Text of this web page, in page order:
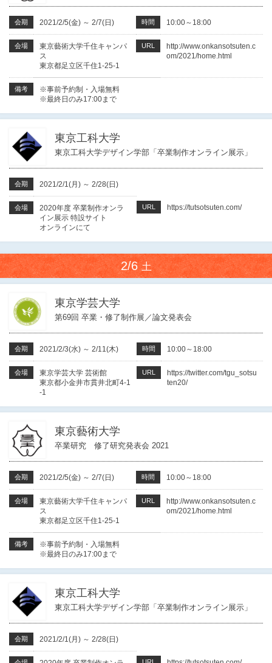
会期 2021/2/5(金) ～ 2/7(日) 時間 10:00～18:00
会場
東京藝術大学千住キャンパ
ス
東京都足立区千住1-25-1
URL
http://www.onkansotsuten.c
om/2021/home.html
備考
※事前予約制・入場無料
※最終日のみ17:00まで
東京工科大学
東京工科大学デザイン学部「卒業制作オンライン展示」
会期 2021/2/1(月) ～ 2/28(日)
会場
2020年度 卒業制作オンラ
イン展示 特設サイト
オンラインにて
URL https://tutsotsuten.com/
2/6土
東京学芸大学
第69回 卒業・修了制作展／論文発表会
会期 2021/2/3(水) ～ 2/11(木) 時間 10:00～18:00
会場
東京学芸大学 芸術館
東京都小金井市貫井北町4-1
-1
URL
https://twitter.com/tgu_sotsu
ten20/
東京藝術大学
卒業研究 修了研究発表会 2021
会期 2021/2/5(金) ～ 2/7(日) 時間 10:00～18:00
会場
東京藝術大学千住キャンパ
ス
東京都足立区千住1-25-1
URL
http://www.onkansotsuten.c
om/2021/home.html
備考
※事前予約制・入場無料
※最終日のみ17:00まで
東京工科大学
東京工科大学デザイン学部「卒業制作オンライン展示」
会期 2021/2/1(月) ～ 2/28(日)